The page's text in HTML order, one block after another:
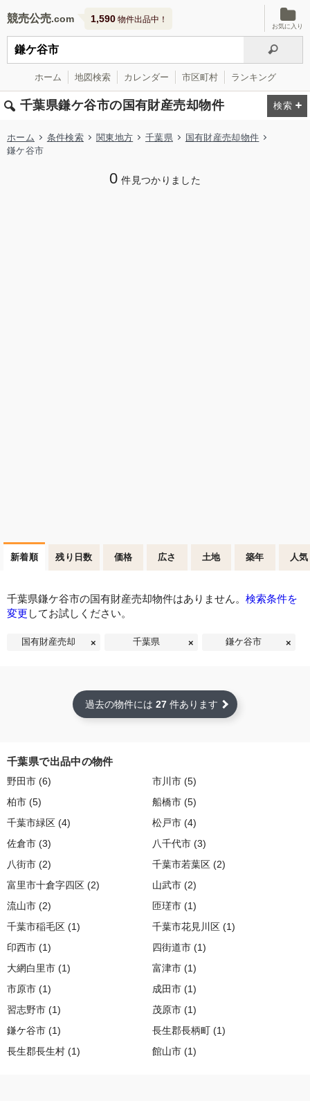
競売公売 1,590 物件出品中！
お気に入り
ホーム 地図検索 カレンダー 市区町村 ランキング
千葉県鎌ケ谷市の国有財産売却物件
ホーム 条件検索 関東地方 千葉県
国有財産売却物件
鎌ケ谷市
0 件見つかりました
新着順 残り日数 価格 広さ 土地 築年 人気
千葉県鎌ケ谷市の国有財産売却物件はありません。 検索条件を
変更 してお試しください。
国有財産売却 千葉県 鎌ケ谷市
過去の物件には 27 件あります
千葉県で出品中の物件
野田市 (6) 市川市 (5)
柏市 (5) 船橋市 (5)
千葉市緑区 (4) 松戸市 (4)
佐倉市 (3) 八千代市 (3)
八街市 (2) 千葉市若葉区 (2)
富里市十倉字四区 (2) 山武市 (2)
流山市 (2) 匝瑳市 (1)
千葉市稲毛区 (1) 千葉市花見川区 (1)
印西市 (1) 四街道市 (1)
大網白里市 (1) 富津市 (1)
市原市 (1) 成田市 (1)
習志野市 (1) 茂原市 (1)
鎌ケ谷市 (1) 長生郡長柄町 (1)
長生郡長生村 (1) 館山市 (1)